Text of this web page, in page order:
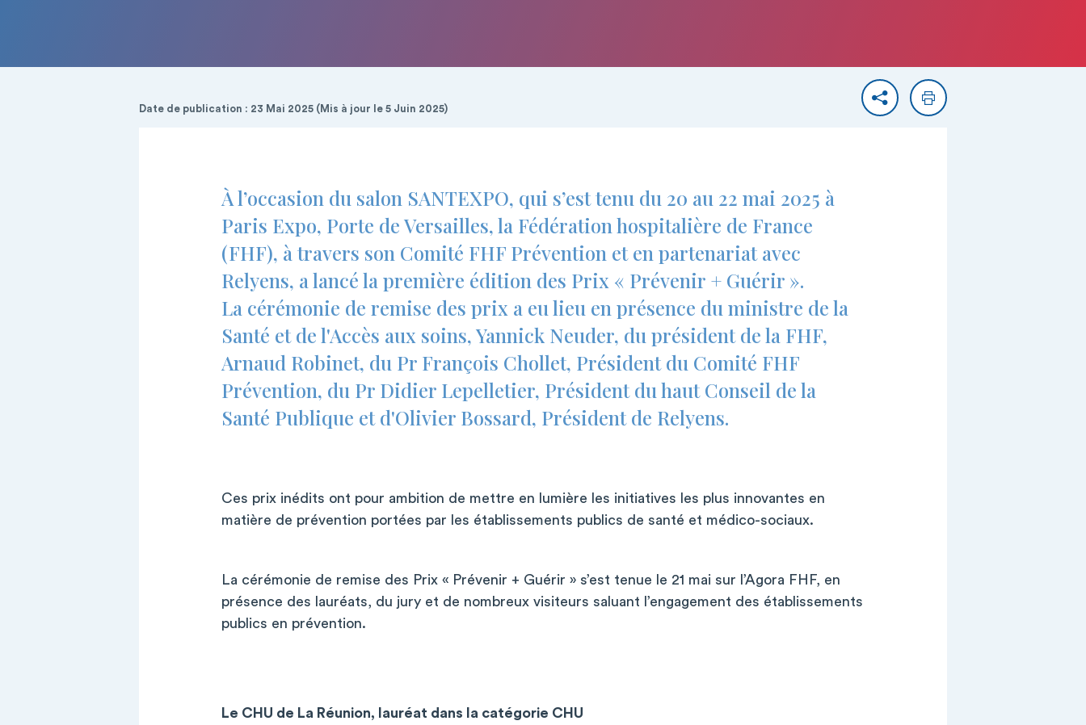
Date de publication : 23 Mai 2025 (Mis à jour le 5 Juin 2025) PartagerImprimer
À l’occasion du salon SANTEXPO, qui s’est tenu du 20 au 22 mai 2025 à
Paris Expo, Porte de Versailles, la Fédération hospitalière de France
(FHF), à travers son Comité FHF Prévention et en partenariat avec
Relyens, a lancé la première édition des Prix « Prévenir + Guérir ».
La cérémonie de remise des prix a eu lieu en présence du ministre de la
Santé et de l'Accès aux soins, Yannick Neuder, du président de la FHF,
Arnaud Robinet, du Pr François Chollet, Président du Comité FHF
Prévention, du Pr Didier Lepelletier, Président du haut Conseil de la
Santé Publique et d'Olivier Bossard, Président de Relyens.
Ces prix inédits ont pour ambition de mettre en lumière les initiatives les plus innovantes en
matière de prévention portées par les établissements publics de santé et médico-sociaux.
La cérémonie de remise des Prix « Prévenir + Guérir » s’est tenue le 21 mai sur l’Agora FHF, en
présence des lauréats, du jury et de nombreux visiteurs saluant l’engagement des établissements
publics en prévention.
Le CHU de La Réunion, lauréat dans la catégorie CHU